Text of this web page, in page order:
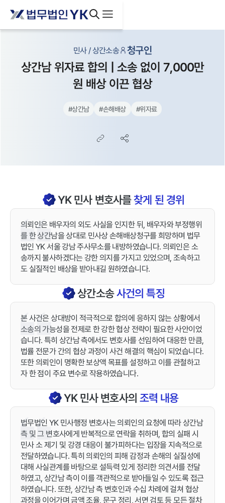
민사 / 상간소송 청구인
상간남 위자료 합의 | 소송 없이 7,000만
원 배상 이끈 협상
#상간남 #손해배상 #위자료
YK민사변호사를찾게 된 경위
의뢰인은 배우자의 외도 사실을 인지한 뒤, 배우자와 부정행위
를 한 상간남을 상대로 민사상 손해배상청구를 희망하며 법무
법인 YK 서울 강남 주사무소를 내방하였습니다. 의뢰인은 소
송까지 불사하겠다는 강한 의지를 가지고 있었으며, 조속하고
도 실질적인 배상을 받아내길 원하였습니다.
상간소송사건의 특징
본 사건은 상대방이 적극적으로 합의에 응하지 않는 상황에서
소송의 가능성을 전제로 한 강한 협상 전략이 필요한 사안이었
습니다. 특히 상간남 측에서도 변호사를 선임하여 대응한 만큼,
법률 전문가 간의 협상 과정이 사건 해결의 핵심이 되었습니다.
또한 의뢰인이 명확한 보상액 목표를 설정하고 이를 관철하고
자 한 점이 주요 변수로 작용하였습니다.
YK민사변호사의조력 내용
법무법인 YK 민사행정 변호사는 의뢰인의 요청에 따라 상간남
측 및 그 변호사에게 반복적으로 연락을 취하며, 합의 실패 시
민사 소 제기 및 강경 대응이 불가피하다는 입장을 지속적으로
전달하였습니다. 특히 의뢰인의 피해 감정과 손해의 실질성에
대해 사실관계를 바탕으로 설득력 있게 정리한 의견서를 전달
하였고, 상간남 측이 이를 객관적으로 받아들일 수 있도록 접근
하였습니다. 또한, 상간남 측 변호인과 수십 차례에 걸쳐 협상
과정을 이어가며 금액 조율, 문구 정리, 서면 검토 등 모든 절차